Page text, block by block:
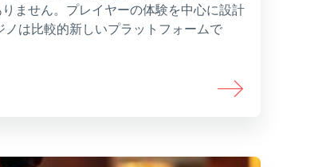
ません。プレイヤーの体験を中心に設計
は比較的新しいプラットフォームで